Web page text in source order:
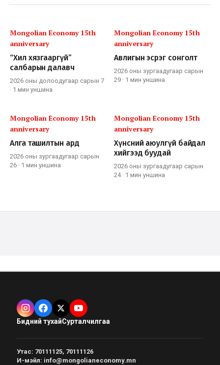
Mongolian Economy 15th
anniversary
“Хил хязгааргүй”
салбарын далавч
2026 оны долоодугаар сарын 7
· 1 мин уншина
Mongolian Economy 15th
anniversary
Авлигын эсрэг сонголт
2026 оны зургаадугаар сарын
29 · 1 мин уншина
Mongolian Economy 15th
anniversary
Алга ташилтын ард
2026 оны зургаадугаар сарын
26 · 1 мин уншина
Mongolian Economy 15th
anniversary
Хүнсний аюулгүй байдал
хийгээд буудай
2026 оны зургаадугаар сарын
24· 1 мин уншина
Бидний тухайСурталчилгаа
Утас: 70111125, 70111126
И-мэйл: info@mongolianeconomy.mn